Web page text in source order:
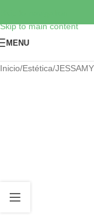
Skip to main content
MENU
Inicio/Estética/JESSAMY